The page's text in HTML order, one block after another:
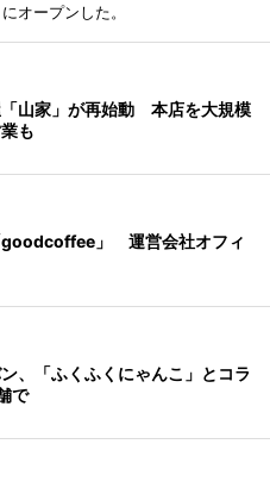
オープンした。
山家」が再始動 本店を大規模
も
goodcoffee」 運営会社オフィ
、「ふくふくにゃんこ」とコラ
で